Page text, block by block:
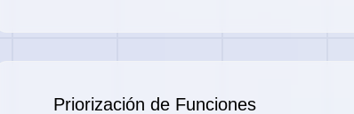
Priorización de Funciones